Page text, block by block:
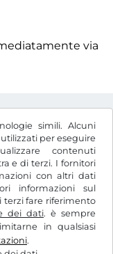
simili. Alcuni
per eseguire
contenuti
e di terzi. I fornitori
con altri dati
informazioni sul
fare riferimento
dei dati. è sempre
in qualsiasi
.
via